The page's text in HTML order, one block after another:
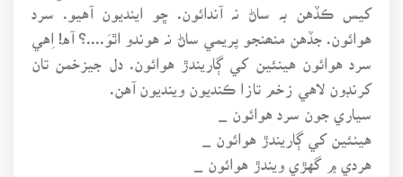
کيس ڪڏهن بہ ساڻ نہ آندائون. ڇو اينديون آهيو. سرد
هوائون. جڏهن منھنجو پريمي ساڻ نہ هوندو اٿوَ....؟ آه! اِهي
سرد هوائون هينئين کي ڳاريندڙ هوائون. دل جيزخمن تان
کرنڊون لاهي زخم تازا ڪنديون وينديون آهن.
سياري جون سرد هوائون _
هينئين کي ڳاريندڙ هوائون _
هردي ۾ گهڙي ويندڙ هوائون _